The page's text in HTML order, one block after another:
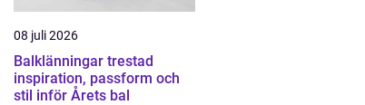
08 juli 2026
Balklänningar trestad
inspiration, passform och
stil inför Årets bal